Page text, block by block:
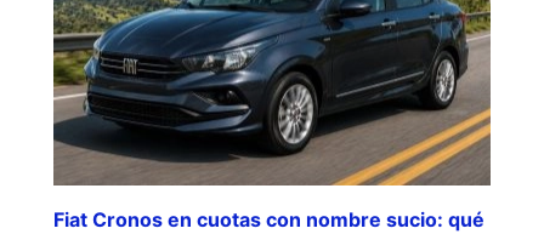
Fiat Cronos en cuotas con nombre sucio: qué